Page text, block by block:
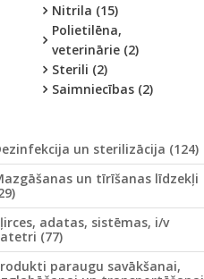
Nitrila (15)
Polietilēna,
veterinārie (2)
Sterili (2)
Saimniecības (2)
un sterilizācija (124)
un tīrīšanas līdzekļi
adatas, sistēmas, i/v
(77)
paraugu savākšanai,